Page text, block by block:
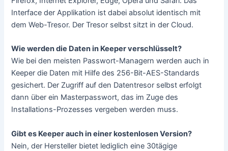
Interface der Applikation ist dabei absolut identisch mit
dem Web-Tresor. Der Tresor selbst sitzt in der Cloud.
Wie werden die Daten in Keeper verschlüsselt?
Wie bei den meisten Passwort-Managern werden auch in
Keeper die Daten mit Hilfe des 256-Bit-AES-Standards
gesichert. Der Zugriff auf den Datentresor selbst erfolgt
dann über ein Masterpasswort, das im Zuge des
Installations-Prozesses vergeben werden muss.
Gibt es Keeper auch in einer kostenlosen Version?
Nein, der Hersteller bietet lediglich eine 30tägige